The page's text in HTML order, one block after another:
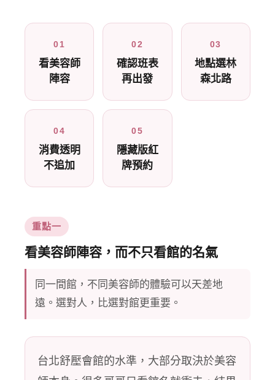
01
看美容師
陣容
02
確認班表
再出發
03
地點選林
森北路
04
消費透明
不追加
05
隱藏版紅
牌預約
重點一
看美容師陣容，而不只看館的名氣
同一間館，不同美容師的體驗可以天差地
遠。選對人，比選對館更重要。
台北舒壓會館的水準，大部分取決於美容